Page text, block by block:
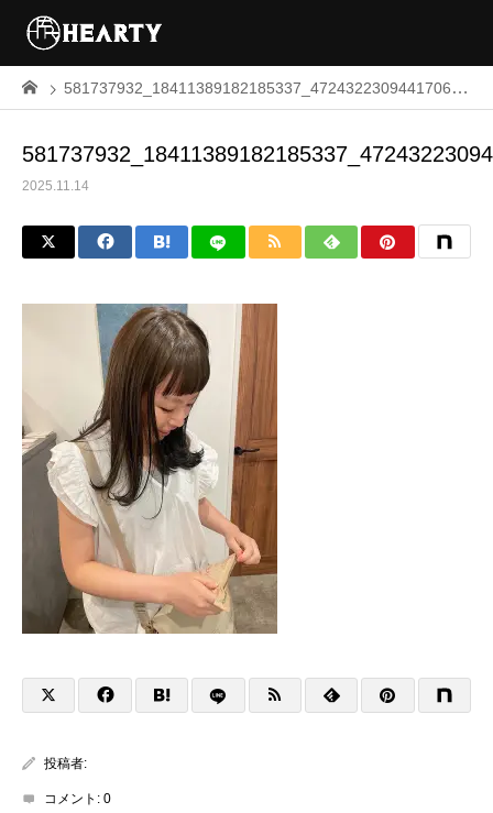
581737932_18411389182185337_4724322309441706747_n
2025.11.14
投稿者:
コメント: 0